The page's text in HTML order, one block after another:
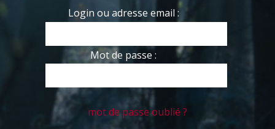
Login ou adresse email :
Mot de passe :
mot de passe oublié ?